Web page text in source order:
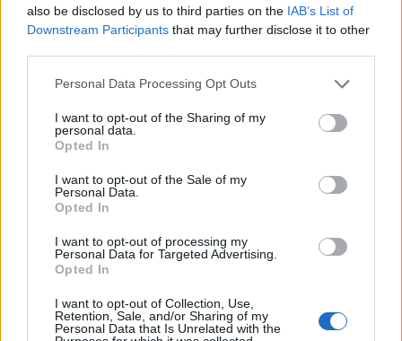
also be disclosed by us to third parties on the IAB’s List of
Downstream Participants that may further disclose it to other
Personal Data Processing Opt Outs
I want to opt-out of the Sharing of my
personal data.
Opted In
I want to opt-out of the Sale of my
Personal Data.
Opted In
I want to opt-out of processing my
Personal Data for Targeted Advertising.
Opted In
I want to opt-out of Collection, Use,
Retention, Sale, and/or Sharing of my
Personal Data that Is Unrelated with the
Παράλληλα υποστήριξε ότι το κλίμα σε σχέση με
τις προηγούμενες ημέρες είναι πιο ήρεμο και πως,
εφόσον εφαρμοστούν όσα ανακοίνωσε ο
Υφυπουργός, αναμένεται περαιτέρω
αποκλιμάκωση της έντασης και των αντιδράσεων
στον κτηνοτροφικό κόσμο.
Ωστόσο διαφορετική εικόνα παρουσίασαν οι
εκπρόσωποι των σφαγείων ο κ. Τσακίρης και ο
Κασίδη τόνισε ότι η λειτουργία ενός σφαγείου
αποκλειστικά για την τοπική αγορά δεν δίνει
ουσιαστική λύση στο πρόβλημα, καθώς –όπως είπε–
η κατανάλωση στη Λέσβο είναι περιορισμένη σε